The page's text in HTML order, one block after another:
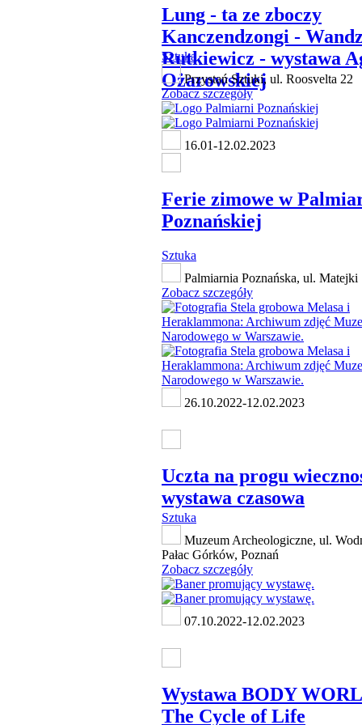
Lung - ta ze zboczy
Kanczendzongi -
Rutkiewicz - wystawa
Ożarowskiej
Sztuka
Przystań Sztuki, ul. Roosvelta 22
Zobacz szczegóły
16.01-12.02.2023
Ferie zimowe w
Poznańskiej
Sztuka
Palmiarnia Poznańska, ul. Matejki
Zobacz szczegóły
26.10.2022-12.02.2023
Uczta na progu
wystawa czasowa
Sztuka
Muzeum Archeologiczne, ul.
Pałac Górków, Poznań
Zobacz szczegóły
07.10.2022-12.02.2023
Wystawa BODY
The Cycle of Life